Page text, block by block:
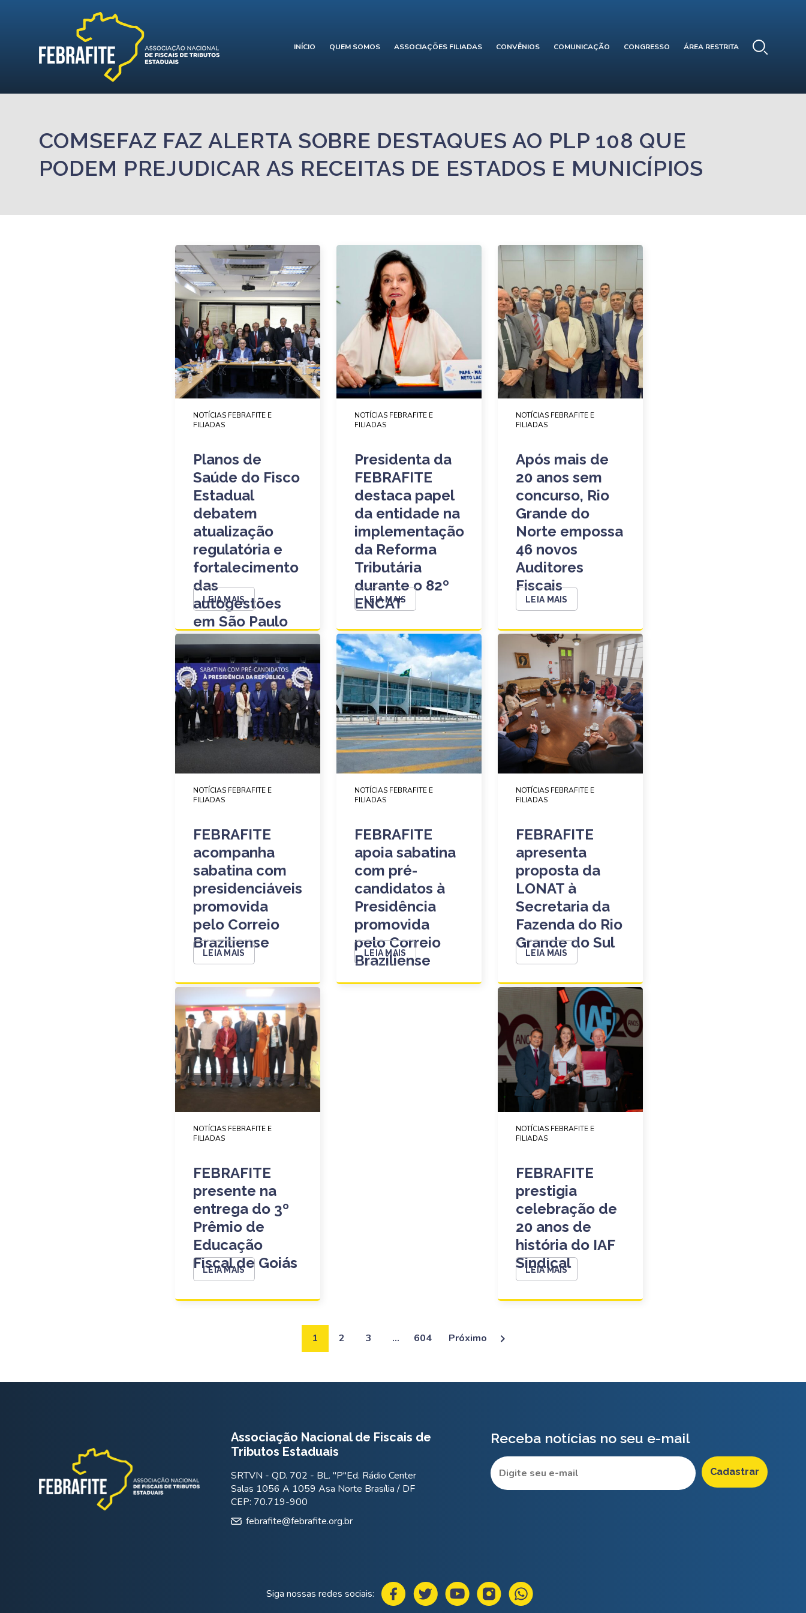
INÍCIO QUEM SOMOS ASSOCIAÇÕES FILIADAS CONVÊNIOS COMUNICAÇÃO CONGRESSO ÁREA RESTRITA
COMSEFAZ FAZ ALERTA SOBRE DESTAQUES AO PLP 108 QUE
PODEM PREJUDICAR AS RECEITAS DE ESTADOS E MUNICÍPIOS
NOTÍCIAS FEBRAFITE E
FILIADAS
Planos de
Saúde do Fisco
Estadual
debatem
atualização
regulatória e
fortalecimento
das
autogestões
em São Paulo
LEIA MAIS
NOTÍCIAS FEBRAFITE E
FILIADAS
Presidenta da
FEBRAFITE
destaca papel
da entidade na
implementação
da Reforma
Tributária
durante o 82º
ENCAT
LEIA MAIS
NOTÍCIAS FEBRAFITE E
FILIADAS
Após mais de
20 anos sem
concurso, Rio
Grande do
Norte empossa
46 novos
Auditores
Fiscais
LEIA MAIS
NOTÍCIAS FEBRAFITE E
FILIADAS
FEBRAFITE
acompanha
sabatina com
presidenciáveis
promovida
pelo Correio
Braziliense
LEIA MAIS
NOTÍCIAS FEBRAFITE E
FILIADAS
FEBRAFITE
apoia sabatina
com pré-
candidatos à
Presidência
promovida
pelo Correio
Braziliense
LEIA MAIS
NOTÍCIAS FEBRAFITE E
FILIADAS
FEBRAFITE
apresenta
proposta da
LONAT à
Secretaria da
Fazenda do Rio
Grande do Sul
LEIA MAIS
NOTÍCIAS FEBRAFITE E
FILIADAS
FEBRAFITE
presente na
entrega do 3º
Prêmio de
Educação
Fiscal de Goiás
LEIA MAIS
NOTÍCIAS FEBRAFITE E
FILIADAS
FEBRAFITE
prestigia
celebração de
20 anos de
história do IAF
Sindical
LEIA MAIS
1 2 3 … 604 Próximo
Associação Nacional de Fiscais de
Tributos Estaduais
SRTVN - QD. 702 - BL. "P"Ed. Rádio Center
Salas 1056 A 1059 Asa Norte Brasília / DF
CEP: 70.719-900
febrafite@febrafite.org.br
Receba notícias no seu e-mail
Siga nossas redes sociais: